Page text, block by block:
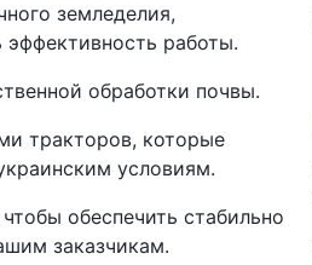
земледелия,
работы.
обработки почвы.
тракторов, которые
условиям.
обеспечить стабильно
заказчикам.